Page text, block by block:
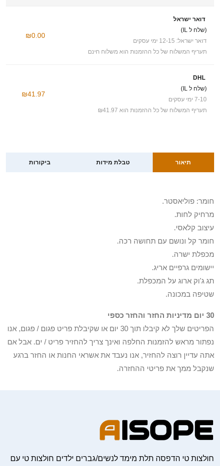
דואר ישראל
(שלח ל IL)
דואר ישראל: 12-15 ימי עסקים
תעריף המשלוח של כל ההזמנות הוא משלוח חינם
₪0.00
DHL
(שלח ל IL)
7-10 ימי עסקים
תעריף המשלוח של כל ההזמנות הוא ₪41.97
₪41.97
תיאור טבלת מידות ביקורות
חומר: פוליאסטר.
מרחיק לחות.
עיצוב קלאסי.
חומר קל ונושם עם תחושה רכה.
מכפלת ישרה.
יישומים גרפיים אריג.
תג ג'וק ארוג על המכפלת.
שטיפה במכונה.
30 יום מדיניות החזר והחזר כספי
הפריטים שלך לא קיבלו תוך 30 יום או שקיבלת פריט פגום / פגום, אנו
נפתור מראש להזמנות החלפה ואינך צריך להחזיר פריט / ים. אבל אם
אתה עדיין רוצה להחזיר, אנו נעבד את אשראי החנות או החזר ברגע
שנקבל ממך את פריטי ההחזרה.
חולצות טי הדפסה תלת מימד לנשים/גברים ילדים חולצות טי עם